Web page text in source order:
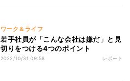
ワーク＆ライフ
若手社員が「こんな会社は嫌だ」と見
切りをつける4つのポイント
2022/10/31 09:58 レポート